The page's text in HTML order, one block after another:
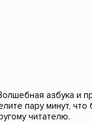
азбука и
пару минут, что
читателю.